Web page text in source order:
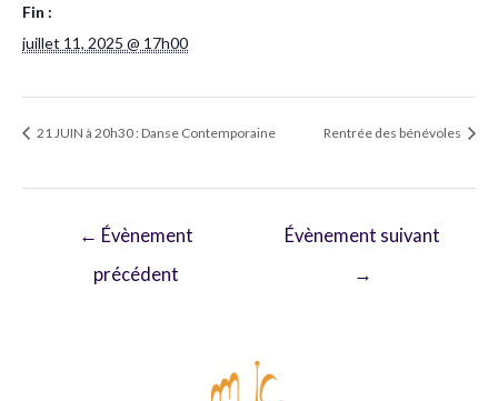
Fin :
juillet 11, 2025 @ 17h00
21 JUIN à 20h30 : Danse Contemporaine Rentrée des bénévoles
Navigation
← Évènement
précédent
Évènement suivant
→